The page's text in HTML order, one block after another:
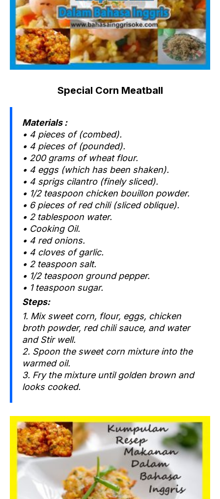
Special Corn Meatball
Materials :
• 4 pieces of (combed).
• 4 pieces of (pounded).
• 200 grams of wheat flour.
• 4 eggs (which has been shaken).
• 4 sprigs cilantro (finely sliced).
• 1/2 teaspoon chicken bouillon powder.
• 6 pieces of red chili (sliced oblique).
• 2 tablespoon water.
• Cooking Oil.
• 4 red onions.
• 4 cloves of garlic.
• 2 teaspoon salt.
• 1/2 teaspoon ground pepper.
• 1 teaspoon sugar.
Steps:
1. Mix sweet corn, flour, eggs, chicken
broth powder, red chili sauce, and water
and Stir well.
2. Spoon the sweet corn mixture into the
warmed oil.
3. Fry the mixture until golden brown and
looks cooked.